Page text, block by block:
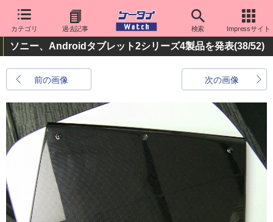
カテゴリ 過去記事 検索 Impressサイト
ソニー、Androidタブレット2シリーズ4製品を発表(38/52)
前の画像 次の画像